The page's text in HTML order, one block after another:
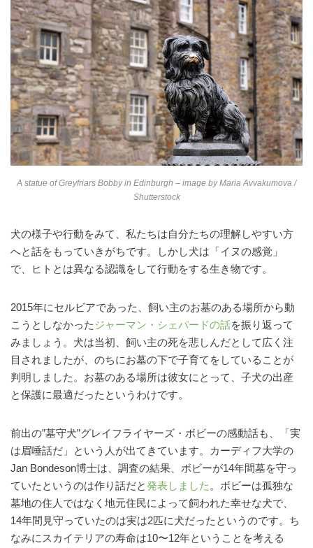
A statue of Greyfriars Bobby in Edinburgh – image byMaria Avvakumova
Shutterstock
犬の様子や行動をみて、私たちは自分たちの理解しやすい方
へと話をもっていきがちです。しかし犬は「イヌの感覚」
で、ヒトとは異なる認識をして行動をする生き物です。
2015年にセルビアであった、飼い主のお墓のある場所から動
こうとしなかった ジャーマン・シェパードの話を振り返って
みましょう。犬は当初、飼い主の死を悲しんだとして広く注
目されましたが、のちにお墓の下で子育てをしていることが
判明しました。お墓のある場所は彼女にとって、子犬の出産
と保護に最適だったというわけです。
前出の”墓守犬”グレイフライヤーズ・ボビーの感動話も、「実
は眉唾話だ」という人が出てきています。カーディフ大学の
Jan Bondeson博士は、調査の結果、ボビーが14年間墓を守っ
ていたというのは作り話だと発表しました 。ボビーは孤独な
墓地の住人ではなく地元住民によって飼われた幸せな犬で、
14年間見守っていたのは実は2匹に犬だったというのです。ち
なみにスカイテリアの寿命は10〜12年ということを考える